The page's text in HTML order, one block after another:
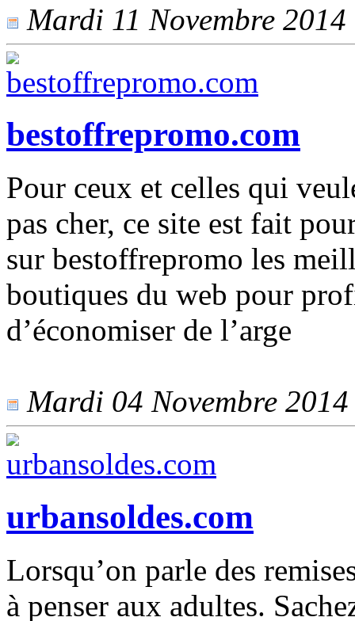
Mardi 11 Novembre
bestoffrepromo.com
Pour ceux et celles qui
pas cher, ce site est fait
sur bestoffrepromo les
boutiques du web pour
d’économiser de l’arge
Mardi 04 Novembre
urbansoldes.com
Lorsqu’on parle des
à penser aux adultes.